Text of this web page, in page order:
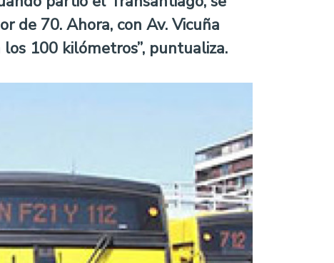
de 70. Ahora, con Av. Vicuña
100 kilómetros”, puntualiza.